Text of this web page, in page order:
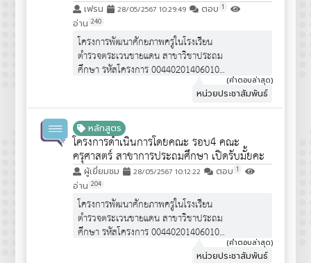
ระดับปริญญาตรี คณะศึกษาศาสตร์
มหาวิทยาลัยเชียงใหม่แล้ว นักเรียนไม่
สามารถสละสิทธิ์การเข้าศึกษา ไม่ว่ากรณี
ใดๆ
เฟรน 28/05/2567 10:29:49 ตอบ 1
อ่าน 240
โครงการพัฒนาศักยภาพครูในโรงเรียน
ตำรวจตระเวนชายแดน สาขาวิชาประถม
ศึกษา รหัสโครงการ 00440201406010
ได้เปิดรับสมัครนักเรียน ม.6 ทั่วไปครับ
(คำตอบล่าสุด)
หน่วยประชาสัมพันธ์
หลักสูตร
โครงการดำเนินการโดยคณะ รอบ4 คณะ
ครุศาสตร์ สาขาการประถมศึกษา เปิดรับมั้ยคะ
ผู้เยี่ยมชม 28/05/2567 10:12:22 ตอบ 1
อ่าน 204
โครงการพัฒนาศักยภาพครูในโรงเรียน
ตำรวจตระเวนชายแดน สาขาวิชาประถม
ศึกษา รหัสโครงการ 00440201406010
(คำตอบล่าสุด)
หน่วยประชาสัมพันธ์